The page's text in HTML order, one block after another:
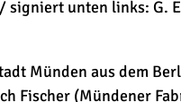
signiert unten links: G.
Münden aus dem
Fischer (Mündener